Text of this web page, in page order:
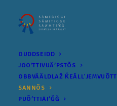
OUDDSEIDD
JOOʹTTIVUÄʹPSTÕS
OBBVÄÄLDLAŽ ǨEÂLLʼJEMVUÕTT
SANNÕS
PUÕʹTTIÄIʹǦǦ